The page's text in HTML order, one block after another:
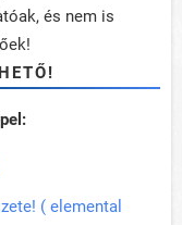
és nem is
( elemental